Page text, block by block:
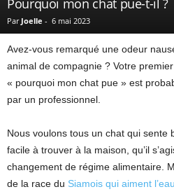
Pourquoi mon chat pue-t-il ?
Par Joelle - 6 mai 2023
Avez-vous remarqué une odeur
animal de compagnie ? Votre
« pourquoi mon chat pue » est
par un professionnel.
Nous voulons tous un chat qui sente
facile à trouver à la maison, qu’il
changement de régime alimentaire.
de la race du Siamois qui aiment l’eau